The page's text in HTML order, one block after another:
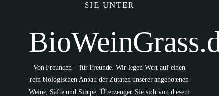
SIE UNTER
Von Freunden – für Freunde. Wir legen Wert auf einen
rein biologischen Anbau der Zutaten unserer angebotenen
Weine, Säfte und Sirupe. Überzeugen Sie sich von diesem